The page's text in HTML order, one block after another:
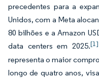
precedentes para a
Unidos, com a Meta
80 bilhões e a Amazon
data centers em 2025.[1]
representa o maior
longo de quatro anos,